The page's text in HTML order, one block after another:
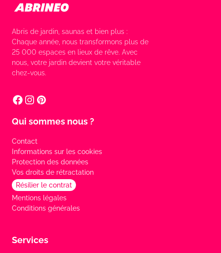
Abris de jardin, saunas et bien plus :
Chaque année, nous transformons plus de
25 000 espaces en lieux de rêve. Avec
nous, votre jardin devient votre véritable
chez-vous.
Qui sommes nous ?
Contact
Informations sur les cookies
Protection des données
Vos droits de rétractation
Résilier le contrat
Mentions légales
Conditions générales
Services